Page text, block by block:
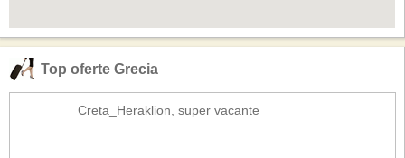
Top oferte Grecia
Creta_Heraklion, super vacante